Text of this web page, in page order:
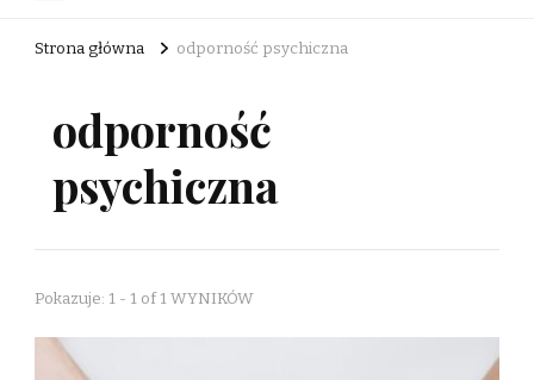
Strona główna odporność psychiczna
odporność
psychiczna
Pokazuje: 1 - 1 of 1 WYNIKÓW